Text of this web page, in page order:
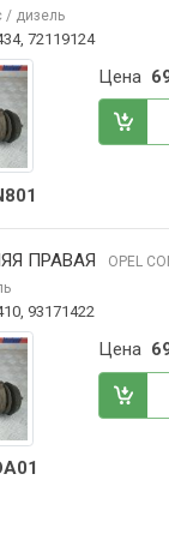
/ дизель
72119124
Цена
ПРАВАЯ OPEL
93171422
Цена